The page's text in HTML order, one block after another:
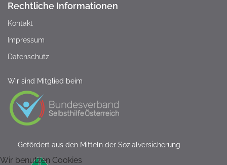
Rechtliche Informationen
Kontakt
Impressum
Datenschutz
Wir sind Mitglied beim
Gefördert aus den Mitteln der Sozialversicherung
Wir benutzen Cookies